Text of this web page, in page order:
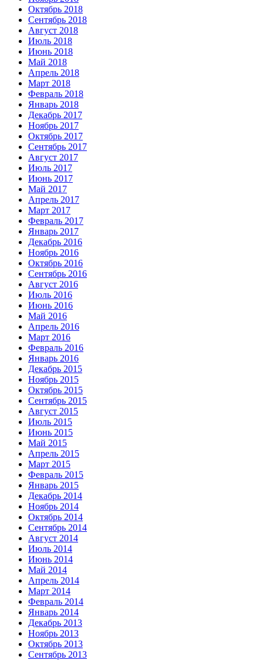
Октябрь 2018
Сентябрь 2018
Август 2018
Июль 2018
Июнь 2018
Май 2018
Апрель 2018
Март 2018
Февраль 2018
Январь 2018
Декабрь 2017
Ноябрь 2017
Октябрь 2017
Сентябрь 2017
Август 2017
Июль 2017
Июнь 2017
Май 2017
Апрель 2017
Март 2017
Февраль 2017
Январь 2017
Декабрь 2016
Ноябрь 2016
Октябрь 2016
Сентябрь 2016
Август 2016
Июль 2016
Июнь 2016
Май 2016
Апрель 2016
Март 2016
Февраль 2016
Январь 2016
Декабрь 2015
Ноябрь 2015
Октябрь 2015
Сентябрь 2015
Август 2015
Июль 2015
Июнь 2015
Май 2015
Апрель 2015
Март 2015
Февраль 2015
Январь 2015
Декабрь 2014
Ноябрь 2014
Октябрь 2014
Сентябрь 2014
Август 2014
Июль 2014
Июнь 2014
Май 2014
Апрель 2014
Март 2014
Февраль 2014
Январь 2014
Декабрь 2013
Ноябрь 2013
Октябрь 2013
Сентябрь 2013